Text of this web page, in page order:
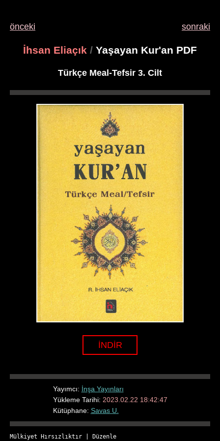
önceki sonraki
İhsan Eliaçık / Yaşayan Kur'an PDF
Türkçe Meal-Tefsir 3. Cilt
İNDİR
Yayımcı: İnşa Yayınları
Yükleme Tarihi: 2023.02.22 18:42:47
Kütüphane: Savas U.
Mülkiyet Hırsızlıktır Düzenle